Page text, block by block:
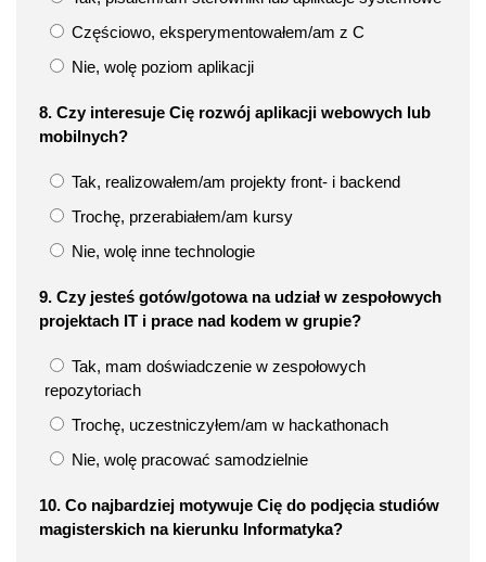
Częściowo, eksperymentowałem/am z C
Nie, wolę poziom aplikacji
8. Czy interesuje Cię rozwój aplikacji webowych lub
mobilnych?
Tak, realizowałem/am projekty front- i backend
Trochę, przerabiałem/am kursy
Nie, wolę inne technologie
9. Czy jesteś gotów/gotowa na udział w zespołowych
projektach IT i prace nad kodem w grupie?
Tak, mam doświadczenie w zespołowych
repozytoriach
Trochę, uczestniczyłem/am w hackathonach
Nie, wolę pracować samodzielnie
10. Co najbardziej motywuje Cię do podjęcia studiów
magisterskich na kierunku Informatyka?